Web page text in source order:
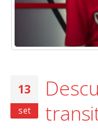
13
set